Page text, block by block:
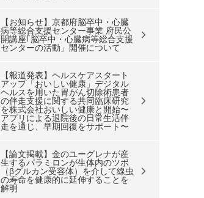
【お知らせ】京都府脳卒中・心臓
病等総合支援センター事業 府民公
開講座｢脳卒中・心臓病等総合支援
センターの活動」開催について
【報道発表】ヘルスケアスタート
アップ「おいしい健康」デジタル
ヘルスを用いた胃がん切除術患者
の伴走支援に関する共同臨床研究
を株式会社おいしい健康と開始〜
アプリによる退院後の日常生活伴
走を通じ、早期回復をサポート〜
【論文掲載】金のユーグレナが産
生するパラミロンが生体内のツボ
（βグルカン受容体）を介して線虫
の寿命を健康的に延伸することを
解明